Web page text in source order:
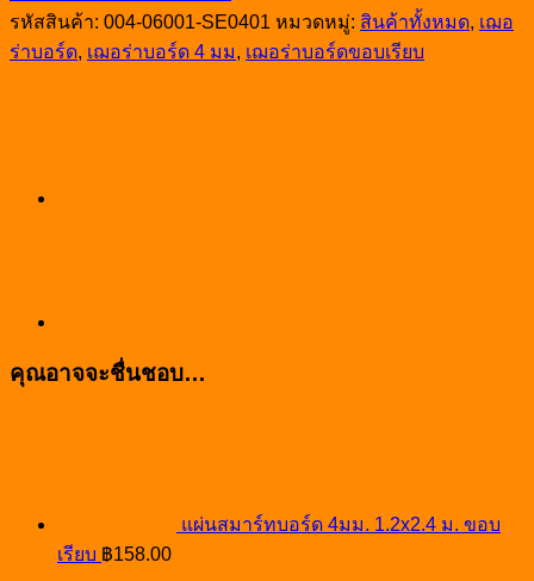
ร่า
บอร์ด
ชิ้น
รหัสสินค้า: 004-06001-SE0401 หมวดหมู่: สินค้าทั้งหมด, เฌอ
ร่าบอร์ด, เฌอร่าบอร์ด 4 มม, เฌอร่าบอร์ดขอบเรียบ
คุณอาจจะชื่นชอบ…
แผ่นสมาร์ทบอร์ด 4มม. 1.2x2.4 ม. ขอบ
เรียบ ฿158.00